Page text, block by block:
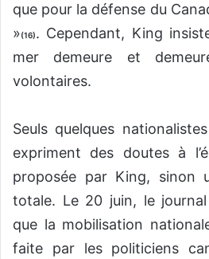
que pour la défense du
»(16). Cependant, King
mer demeure et
volontaires.
Seuls quelques
expriment des doutes à
proposée par King, sinon
totale. Le 20 juin, le journal
que la mobilisation
faite par les politiciens